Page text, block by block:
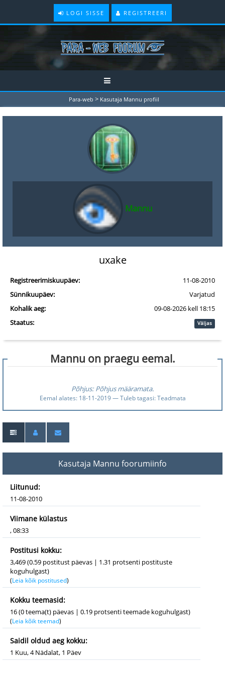
LOGI SISSE REGISTREERI
Para-web > Kasutaja Mannu profiil
Mannu
uxake
Registreerimiskuupäev:
11-08-2010
Sünnikuupäev:
Varjatud
Kohalik aeg:
09-08-2026 kell 18:15
Staatus:
Väljas
Mannu on praegu eemal.
Põhjus: Põhjus määramata.
Eemal alates: 18-11-2019 — Tuleb tagasi: Teadmata
Kasutaja Mannu foorumiinfo
Liitunud:
11-08-2010
Viimane külastus
, 08:33
Postitusi kokku:
3,469 (0.59 postitust päevas | 1.31 protsenti postituste
koguhulgast)
(Leia kõik postitused)
Kokku teemasid:
16 (0 teema(t) päevas | 0.19 protsenti teemade koguhulgast)
(Leia kõik teemad)
Saidil oldud aeg kokku:
1 Kuu, 4 Nädalat, 1 Päev